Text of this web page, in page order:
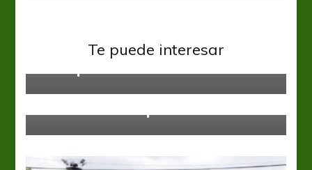
Te puede interesar
San Lorenzo
Soso, positivo de coronavirus